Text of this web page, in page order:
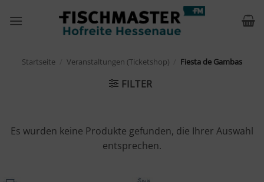
Inhalt
Startseite Veranstaltungen (Ticketshop) Fiesta de Gambas
FILTER
Es wurden keine Produkte gefunden, die Ihrer Auswahl
entsprechen.